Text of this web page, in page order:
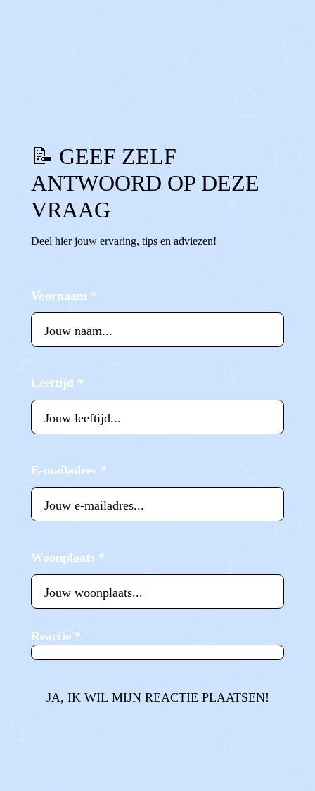
📝 GEEF ZELF
ANTWOORD OP DEZE
VRAAG
Deel hier jouw ervaring, tips en adviezen!
Voornaam *
Leeftijd *
E-mailadres *
Woonplaats *
Reactie *
JA, IK WIL MIJN REACTIE PLAATSEN!